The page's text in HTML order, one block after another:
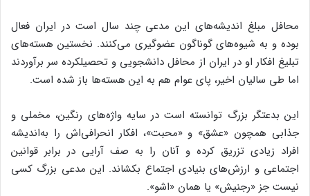
محافل مبلغ اندیشه‌های این مدعی چند سال است در ایران فعال
بوده و به شیوه‌های گوناگون عضوگیری می‌کنند. ‌نخستین هسته‌های
تبلیغ افکار او در ایران از محافل دانشجویی و تحصیلکرده سر برآوردند
اما طی سالیان اخیر، ‌پای عوام هم به این هسته‌ها باز شده است.
این بدعتگر بزرگ توانسته است در سایه واژه‌های رنگین، ‌مخملی و
جذابی همچون «عشق» و «محبت»، ‌افکار انحرافی‌اش را به‌اندیشه
افراد زیادی تزریق کرده و آنان را به صف آرایی در برابر قوانین
اجتماعی و ارزش‌های بنیادی اجتماع بکشاند. ‌این مدعی بزرگ کسی
نیست جز «رجنیش» یا همان «اشو».